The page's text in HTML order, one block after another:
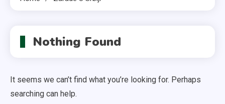
Nothing Found
It seems we can’t find what you’re looking for. Perhaps
searching can help.